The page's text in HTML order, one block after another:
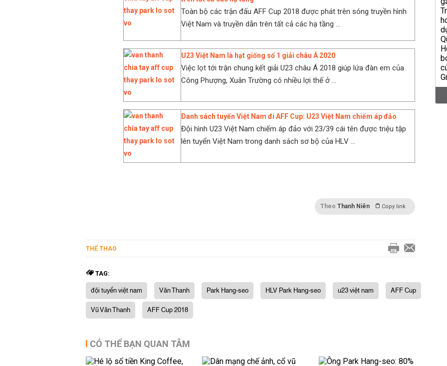
Toàn bộ các trận đấu AFF Cup 2018 được phát trên sóng truyền hình
Việt Nam và truyền dẫn trên tất cả các hạ tầng ...
U23 Việt Nam là hạt giống số 1 giải châu Á 2020
Việc lọt tới trận chung kết giải U23 châu Á 2018 giúp lứa đàn em của
Công Phượng, Xuân Trường có nhiều lợi thế ở ...
Danh sách tuyển Việt Nam đi AFF Cup: U23 Việt Nam chiếm áp đảo
Đội hình U23 Việt Nam chiếm áp đảo với 23/39 cái tên được triệu tập
lên tuyển Việt Nam trong danh sách sơ bộ của HLV ...
Theo Thanh Niên Copy link
THỂ THAO
TAG:
đội tuyển việt nam Văn Thanh Park Hang-seo HLV Park Hang-seo u23 việt nam
AFF Cup
Vũ Văn Thanh
AFF Cup 2018
CÓ THỂ BẠN QUAN TÂM